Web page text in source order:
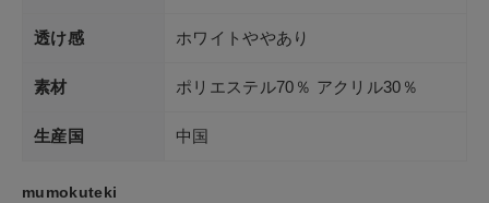
透け感 ホワイトややあり
素材 ポリエステル70％ アクリル30％
生産国 中国
mumokuteki